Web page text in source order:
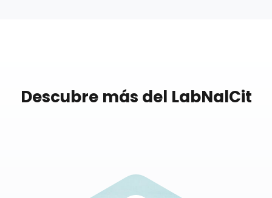
Descubre más del LabNalCit